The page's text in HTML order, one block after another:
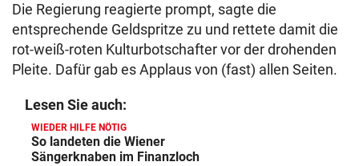
Die Regierung reagierte prompt, sagte die
entsprechende Geldspritze zu und rettete damit die
rot-weiß-roten Kulturbotschafter vor der drohenden
Pleite. Dafür gab es Applaus von (fast) allen Seiten.
Lesen Sie auch:
WIEDER HILFE NÖTIG
So landeten die Wiener
Sängerknaben im Finanzloch